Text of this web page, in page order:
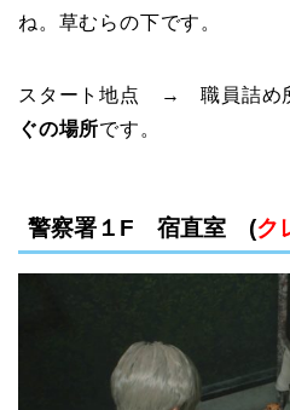
ね。草むらの下です。
スタート地点 → 職員詰め
ぐの場所です。
警察署１F 宿直室 (ク